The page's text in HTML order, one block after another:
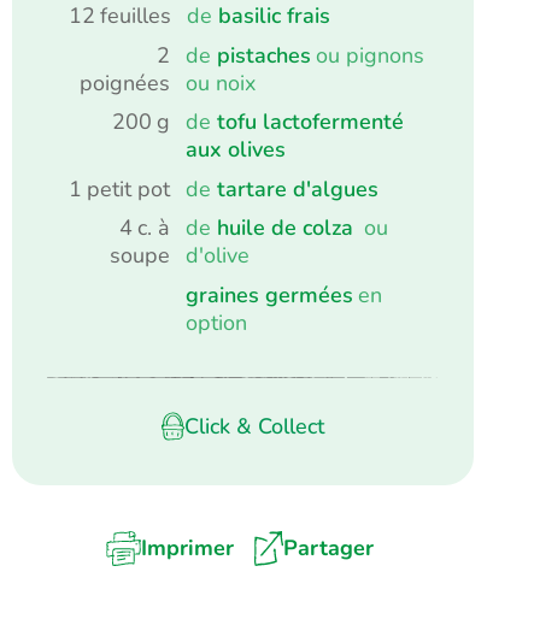
12 feuilles de basilic frais
2
poignées
de pistaches ou pignons
ou noix
200 g de tofu lactofermenté
aux olives
1 petit pot de tartare d'algues
4 c. à
soupe
de huile de colza ou
d'olive
graines germées en
option
Click & Collect
Imprimer Partager